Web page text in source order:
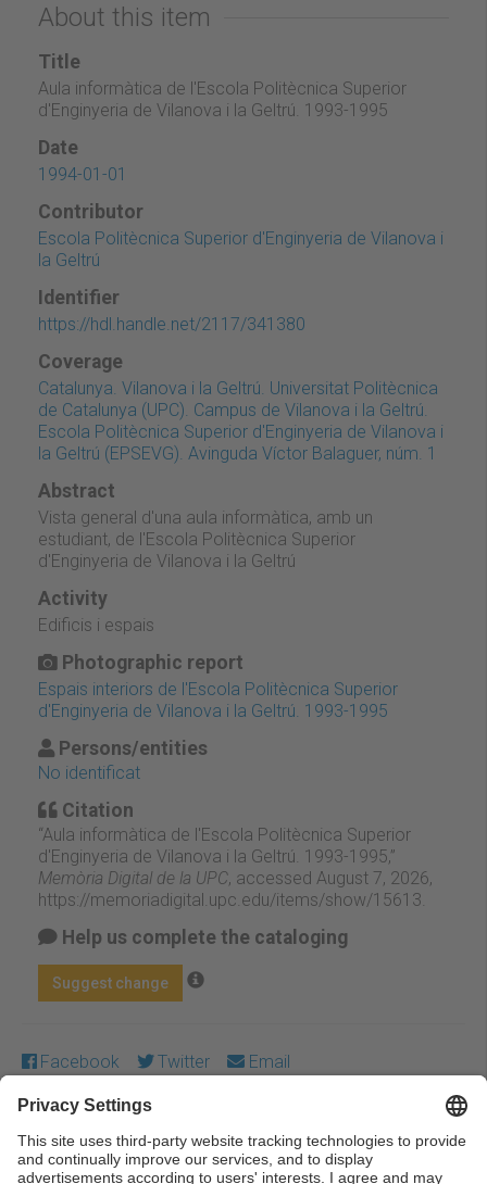
About this item
Title
Aula informàtica de l'Escola Politècnica Superior
d'Enginyeria de Vilanova i la Geltrú. 1993-1995
Date
1994-01-01
Contributor
Escola Politècnica Superior d'Enginyeria de Vilanova i
la Geltrú
Identifier
https://hdl.handle.net/2117/341380
Coverage
Catalunya. Vilanova i la Geltrú. Universitat Politècnica
de Catalunya (UPC). Campus de Vilanova i la Geltrú.
Escola Politècnica Superior d'Enginyeria de Vilanova i
la Geltrú (EPSEVG). Avinguda Víctor Balaguer, núm. 1
Abstract
Vista general d'una aula informàtica, amb un
estudiant, de l'Escola Politècnica Superior
d'Enginyeria de Vilanova i la Geltrú
Activity
Edificis i espais
Photographic report
Espais interiors de l'Escola Politècnica Superior
d'Enginyeria de Vilanova i la Geltrú. 1993-1995
Persons/entities
No identificat
Citation
“Aula informàtica de l'Escola Politècnica Superior
d'Enginyeria de Vilanova i la Geltrú. 1993-1995,”
Memòria Digital de la UPC, accessed August 7, 2026,
https://memoriadigital.upc.edu/items/show/15613
Help us complete the cataloging
Suggest change
Facebook Twitter Email
Except where otherwise noted, content on this work is